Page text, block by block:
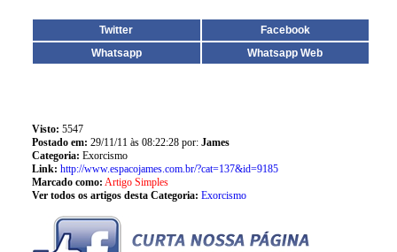
Twitter
Facebook
Whatsapp
Whatsapp Web
Visto: 5547
Postado em: 29/11/11 às 08:22:28 por: James
Categoria: Exorcismo
Link: http://www.espacojames.com.br/?cat=137&id=9185
Marcado como: Artigo Simples
Ver todos os artigos desta Categoria: Exorcismo